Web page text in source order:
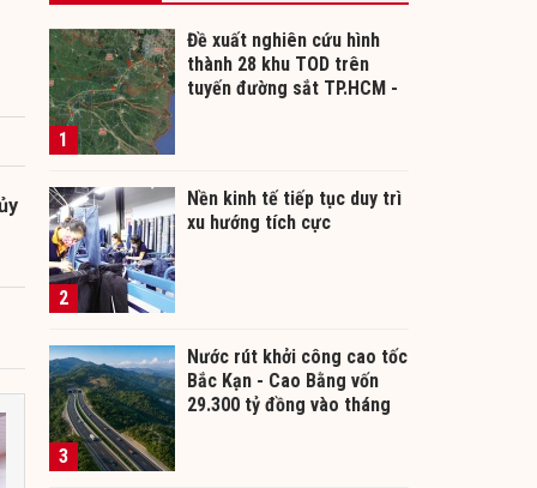
1
Đề xuất nghiên cứu hình
thành 28 khu TOD trên
tuyến đường sắt TP.HCM -
2
Nền kinh tế tiếp tục duy trì
xu hướng tích cực
3
Nước rút khởi công cao tốc
Bắc Kạn - Cao Bằng vốn
29.300 tỷ đồng vào tháng